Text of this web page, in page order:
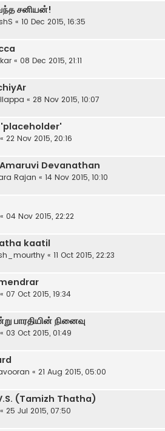
சனியன்!
« 10 Dec 2015, 16:35
« 08 Dec 2015, 21:11
« 28 Nov 2015, 10:07
« 22 Nov 2015, 20:16
Devanathan
Rajan « 14 Nov 2015, 10:10
« 04 Nov 2015, 22:22
kaatil
« 11 Oct 2015, 22:23
« 07 Oct 2015, 19:34
பாரதியின் நினைவு
« 03 Oct 2015, 01:49
« 21 Aug 2015, 05:00
(Tamizh Thatha)
« 25 Jul 2015, 07:50